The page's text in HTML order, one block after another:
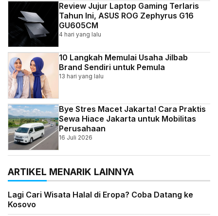
Review Jujur Laptop Gaming Terlaris
Tahun Ini, ASUS ROG Zephyrus G16
GU605CM
4 hari yang lalu
10 Langkah Memulai Usaha Jilbab
Brand Sendiri untuk Pemula
13 hari yang lalu
Bye Stres Macet Jakarta! Cara Praktis
Sewa Hiace Jakarta untuk Mobilitas
Perusahaan
16 Juli 2026
ARTIKEL MENARIK LAINNYA
Lagi Cari Wisata Halal di Eropa? Coba Datang ke
Kosovo